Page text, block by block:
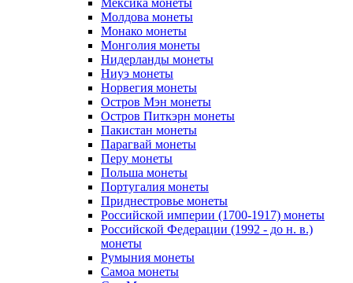
Мексика монеты
Молдова монеты
Монако монеты
Монголия монеты
Нидерланды монеты
Ниуэ монеты
Норвегия монеты
Остров Мэн монеты
Остров Питкэрн монеты
Пакистан монеты
Парагвай монеты
Перу монеты
Польша монеты
Португалия монеты
Приднестровье монеты
Российской империи (1700-1917) монеты
Российской Федерации (1992 - до н. в.)
монеты
Румыния монеты
Самоа монеты